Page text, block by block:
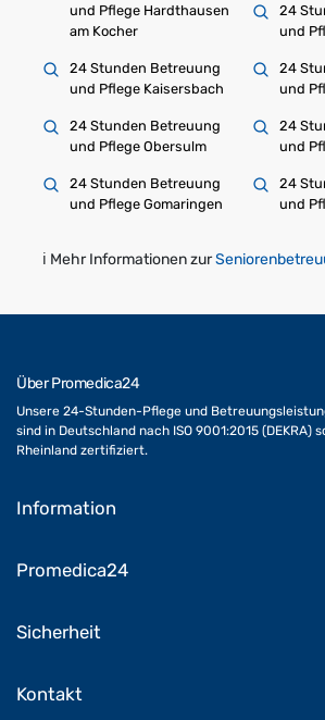
und Pflege Hardthausen
am Kocher
24 Stunden Betreuung
und Pflege Kaisersbach
24 Stunden Betreuung
und Pflege Obersulm
24 Stunden Betreuung
und Pflege Gomaringen
24
und
24
und
24
und
24
und
ℹ️ Mehr Informationen zur
Über Promedica24
Unsere 24-Stunden-Pflege und
sind in Deutschland nach ISO 9001:2015 (DEKRA)
Rheinland zertifiziert.
Information
Promedica24
Sicherheit
Kontakt